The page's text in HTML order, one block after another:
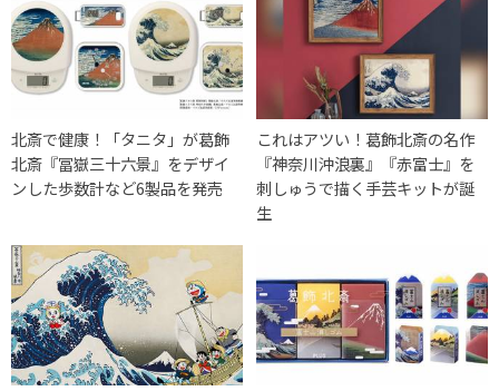
北斎で健康！「タニタ」が葛飾
北斎『冨嶽三十六景』をデザイ
ンした歩数計など6製品を発売
これはアツい！葛飾北斎の名作
『神奈川沖浪裏』『赤富士』を
刺しゅうで描く手芸キットが誕
生